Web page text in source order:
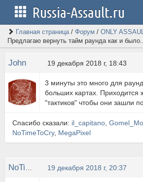
Russia-Assault.ru
Главная страница/ Форум / ONLY
Предлагаю вернуть тайм раунда как и
John 19 декабря 2018 г, 18:43
3 минуты это много для
больших картах. Приходится
"тактиков" чтобы они зашли
Спасибо сказали: il_capitano
NoTimeToCry, MegaPixel
19 декабря 2018 г, 20:37